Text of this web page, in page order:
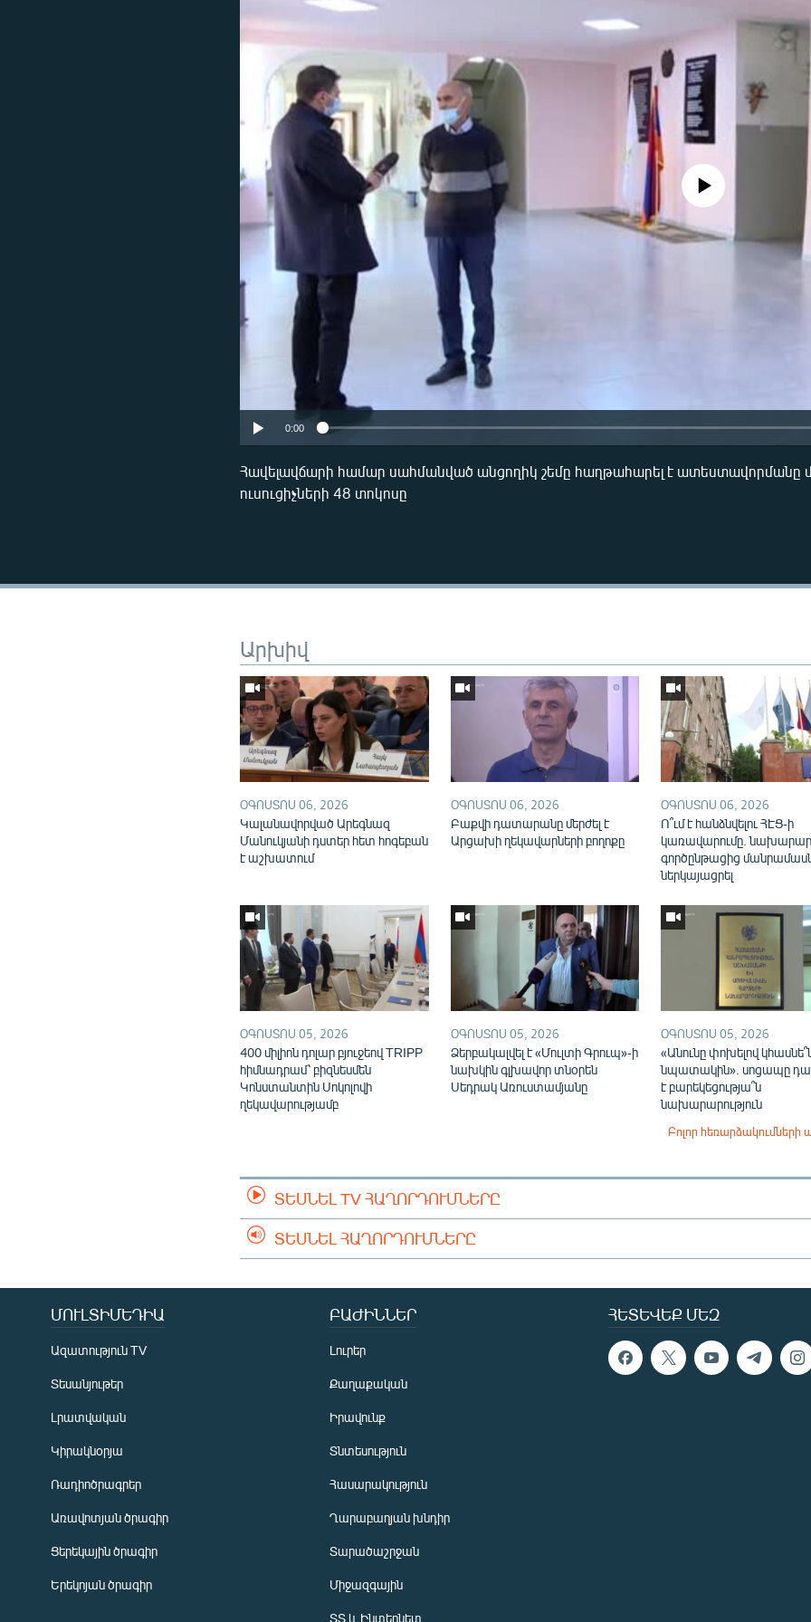
No media source currently
0:00
Հավելավճարի համար սահմանված անցողիկ շեմը հաղթահարել է ատեստավորմանը
ուսուցիչների 48 տոկոսը
Արխիվ
ՕԳՈՍՏՈՍ 06, 2026
Կալանավորված Արեգնազ
Մանուկյանի դստեր հետ հոգեբան
է աշխատում
ՕԳՈՍՏՈՍ 06, 2026
Բաքվի դատարանը մերժել է
Արցախի ղեկավարների բողոքը
ՕԳՈՍՏՈՍ 06, 2026
Ո՞ւմ է հանձնվելու ՀԷՑ-ի
կառավարումը.
գործընթացից
ներկայացրել
ՕԳՈՍՏՈՍ 05, 2026
400 միլիոն դոլար բյուջեով TRIPP
հիմնադրամ՝ բիզնեսմեն
Կոնստանտին Սոկոլովի
ղեկավարությամբ
ՕԳՈՍՏՈՍ 05, 2026
Ձերբակալվել է «Մուլտի Գրուպ»-ի
նախկին գլխավոր տնօրեն
Սեդրակ Առուստամյանը
ՕԳՈՍՏՈՍ 05, 2026
«Անունը փոխելով
նպատակին». սոցապը
է բարեկեցությա՞ն
նախարարություն
Բոլոր հեռարձակումների
ՏԵՍՆԵԼ TV ՀԱՂՈՐԴՈՒՄՆԵՐԸ
ՏԵՍՆԵԼ ՀԱՂՈՐԴՈՒՄՆԵՐԸ
ՀԵՏԵՎԵՔ ՄԵԶ
ՄՈՒԼՏԻՄԵԴԻԱ
Ազատություն TV
Տեսանյութեր
Լրատվական
Կիրակնօրյա
Ռադիոծրագրեր
Առավոտյան ծրագիր
Ցերեկային ծրագիր
Երեկոյան ծրագիր
ԲԱԺԻՆՆԵՐ
Լուրեր
Քաղաքական
Իրավունք
Տնտեսություն
Հասարակություն
Ղարաբաղյան խնդիր
Տարածաշրջան
Միջազգային
ՏՏ և Ինտերնետ